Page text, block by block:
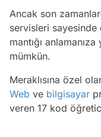
Ancak son
servisleri sayesinde
mantığı
mümkün.
Meraklısına özel
Web ve bilgisayar
veren 17 kod